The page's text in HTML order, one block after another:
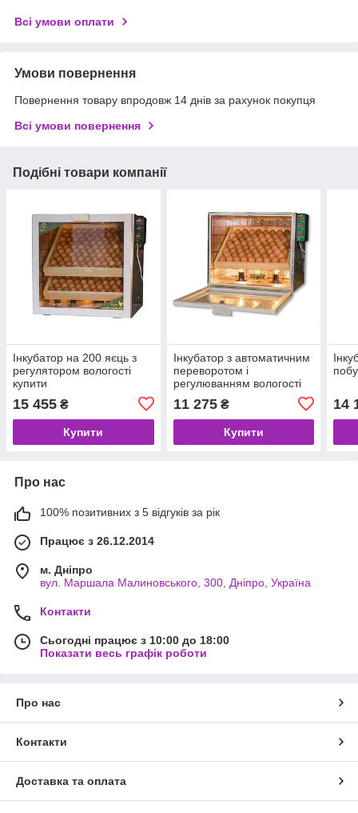
Всі умови оплати
Умови повернення
Повернення товару впродовж 14 днів за рахунок покупця
Всі умови повернення
Подібні товари компанії
Інкубатор на 200 яєць з
регулятором вологості
купити
15 455 ₴
Купити
Інкубатор з автоматичним
переворотом і
регулюванням вологості
11 275₴
Купити
14
Про нас
100% позитивних з 5 відгуків за рік
Працює з 26.12.2014
м. Дніпро
вул. Маршала Малиновського, 300, Дніпро, Україна
Контакти
Сьогодні працює з 10:00 до 18:00
Показати весь графік роботи
Про нас
Контакти
Доставка та оплата